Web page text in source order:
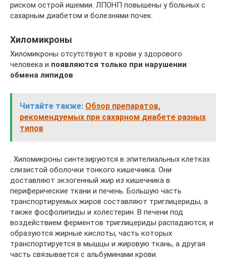
риском острой ишемии. ЛПОНП повышены у больных с
сахарным диабетом и болезнями почек.
Хиломикроны
Хиломикроны отсутствуют в крови у здорового
человека и появляются только при нарушении
обмена липидов
Читайте также: Обзор препаратов,
рекомендуемых при сахарном диабете разных
типов
. Хиломикроны синтезируются в эпителиальных клетках
слизистой оболочки тонкого кишечника. Они
доставляют экзогенный жир из кишечника в
периферические ткани и печень. Большую часть
транспортируемых жиров составляют триглицериды, а
также фосфолипиды и холестерин. В печени под
воздействием ферментов триглицериды распадаются, и
образуются жирные кислоты, часть которых
транспортируется в мышцы и жировую ткань, а другая
часть связывается с альбуминами крови.